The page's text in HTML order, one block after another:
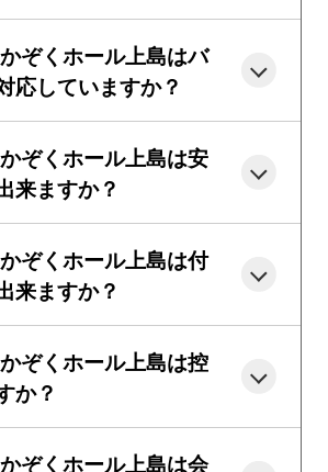
ぞくホール上島はバ
応していますか？
ぞくホール上島は安
来ますか？
ぞくホール上島は付
来ますか？
ぞくホール上島は控
か？
ぞくホール上島は会